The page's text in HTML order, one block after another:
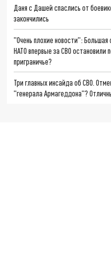
Даня с Дашей спаслись от
закончились
"Очень плохие новости":
НАТО впервые за СВО остановили
приграничье?
Три главных инсайда об СВО.
"генерала Армагеддона"?